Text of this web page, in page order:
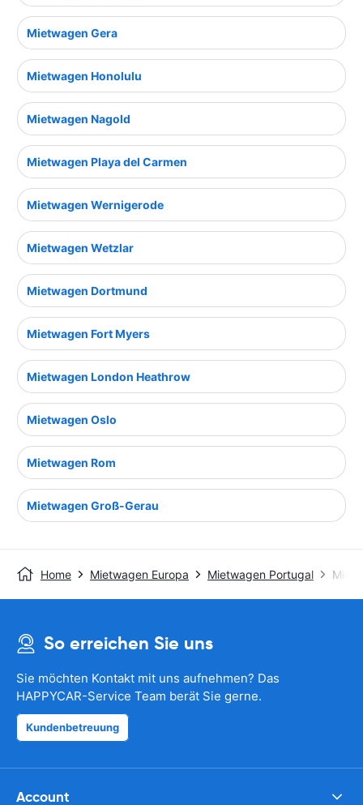
Mietwagen Gera
Mietwagen Honolulu
Mietwagen Nagold
Mietwagen Playa del Carmen
Mietwagen Wernigerode
Mietwagen Wetzlar
Mietwagen Dortmund
Mietwagen Fort Myers
Mietwagen London Heathrow
Mietwagen Oslo
Mietwagen Rom
Mietwagen Groß-Gerau
Home Mietwagen Europa Mietwagen Portugal
So erreichen Sie uns
Sie möchten Kontakt mit uns aufnehmen? Das
HAPPYCAR-Service Team berät Sie gerne.
Kundenbetreuung
Account